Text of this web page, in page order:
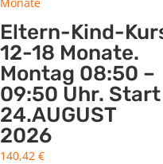
Eltern-Kind-
12-18 Monate.
Montag 08:50 –
09:50 Uhr. Start
24.AUGUST
2026
140,42 €